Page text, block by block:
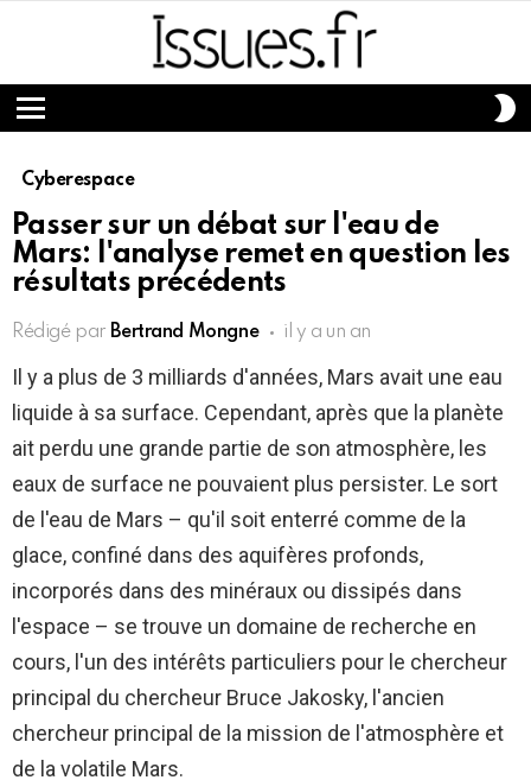
Menu
Cyberespace
Passer sur un débat sur l'eau de
Mars: l'analyse remet en question les
résultats précédents
Rédigé par Bertrand Mongne il y a un an
Il y a plus de 3 milliards d'années, Mars avait une eau
liquide à sa surface. Cependant, après que la planète
ait perdu une grande partie de son atmosphère, les
eaux de surface ne pouvaient plus persister. Le sort
de l'eau de Mars – qu'il soit enterré comme de la
glace, confiné dans des aquifères profonds,
incorporés dans des minéraux ou dissipés dans
l'espace – se trouve un domaine de recherche en
cours, l'un des intérêts particuliers pour le chercheur
principal du chercheur Bruce Jakosky, l'ancien
chercheur principal de la mission de l'atmosphère et
de la volatile Mars.